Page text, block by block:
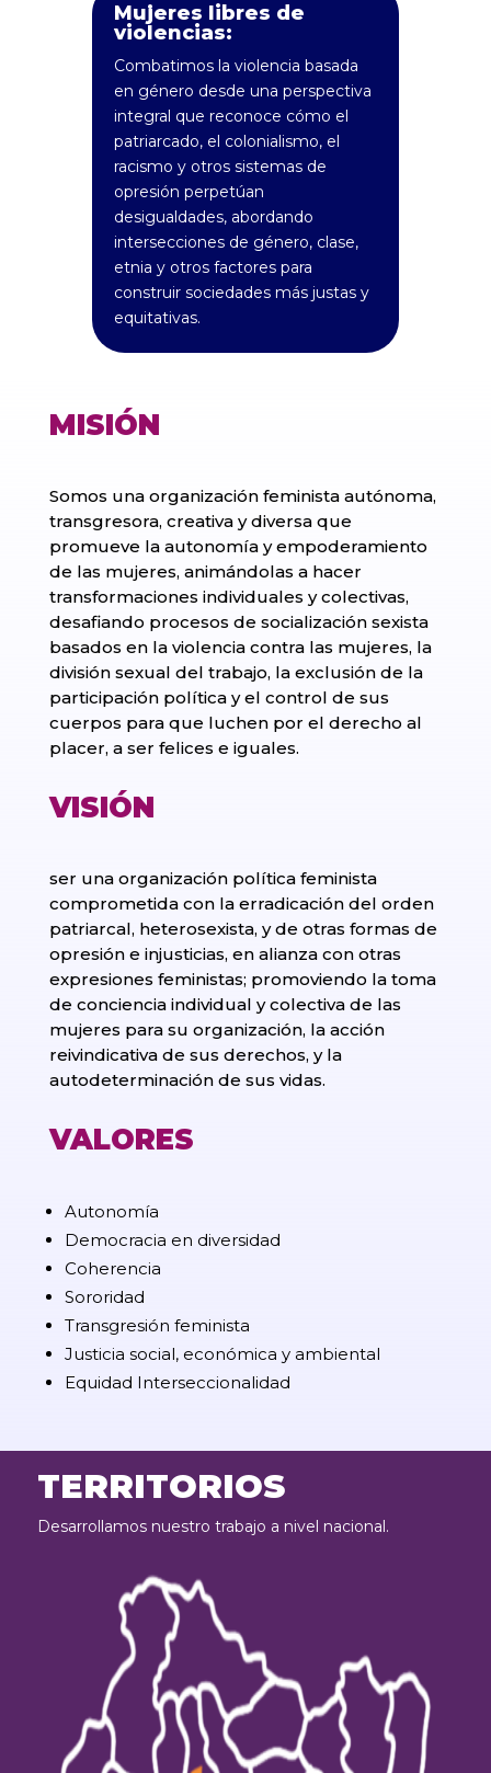
Mujeres libres de
violencias:
Combatimos la violencia basada
en género desde una perspectiva
integral que reconoce cómo el
patriarcado, el colonialismo, el
racismo y otros sistemas de
opresión perpetúan
desigualdades, abordando
intersecciones de género, clase,
etnia y otros factores para
construir sociedades más justas y
equitativas.
MISIÓN
Somos una organización feminista autónoma,
transgresora, creativa y diversa que
promueve la autonomía y empoderamiento
de las mujeres, animándolas a hacer
transformaciones individuales y colectivas,
desafiando procesos de socialización sexista
basados en la violencia contra las mujeres, la
división sexual del trabajo, la exclusión de la
participación política y el control de sus
cuerpos para que luchen por el derecho al
placer, a ser felices e iguales.
VISIÓN
ser una organización política feminista
comprometida con la erradicación del orden
patriarcal, heterosexista, y de otras formas de
opresión e injusticias, en alianza con otras
expresiones feministas; promoviendo la toma
de conciencia individual y colectiva de las
mujeres para su organización, la acción
reivindicativa de sus derechos, y la
autodeterminación de sus vidas.
VALORES
Autonomía
Democracia en diversidad
Coherencia
Sororidad
Transgresión feminista
Justicia social, económica y ambiental
Equidad Interseccionalidad
TERRITORIOS
Desarrollamos nuestro trabajo a nivel nacional.